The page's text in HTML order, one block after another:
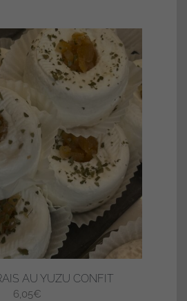
AU YUZU CONFIT
6,05€